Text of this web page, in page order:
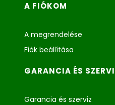
A FIÓKOM
A megrendelése
Fiók beállítása
GARANCIA ÉS
Garancia és szerviz